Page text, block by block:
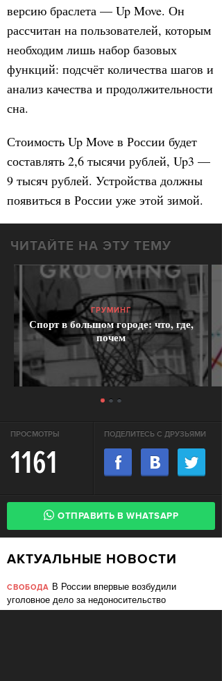
версию браслета — Up Move. Он
рассчитан на пользователей, которым
необходим лишь набор базовых
функций: подсчёт количества шагов и
анализ качества и продолжительности
сна.
Стоимость Up Move в России будет
составлять 2,6 тысячи рублей, Up3 —
9 тысяч рублей. Устройства должны
появиться в России уже этой зимой.
ЧИТАЙТЕ НА ЭТУ ТЕМУ
ГРУМИНГ
Спорт в большом городе: что, где,
почем
ПРОСМОТРЫ
1161
ПОДЕЛИТЕСЬ С ДРУЗЬЯМИ
ОТПРАВИТЬ В WHATSAPP
АКТУАЛЬНЫЕ НОВОСТИ
СВОБОДА В России впервые возбудили
уголовное дело за недоносительство